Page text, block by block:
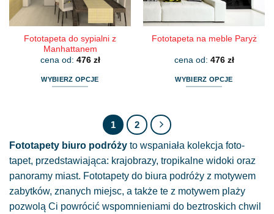
produktu
Fototapeta do sypialni z
Manhattanem
cena od: 476 zł
WYBIERZ OPCJE
wariantów.
Opcje
można
na
stronie
Fototapeta na meble Paryż
cena od: 476 zł
WYBIERZ OPCJE
wariantów.
Opcje
wybrać
na
stronie
1 2
Fototapety biuro podróży to wspaniała kolekcja foto-
tapet, przedstawiająca: krajobrazy, tropikalne widoki oraz
panoramy miast. Fototapety do biura podróży z motywem
zabytków, znanych miejsc, a także te z motywem plaży
pozwolą Ci powrócić wspomnieniami do beztroskich chwil